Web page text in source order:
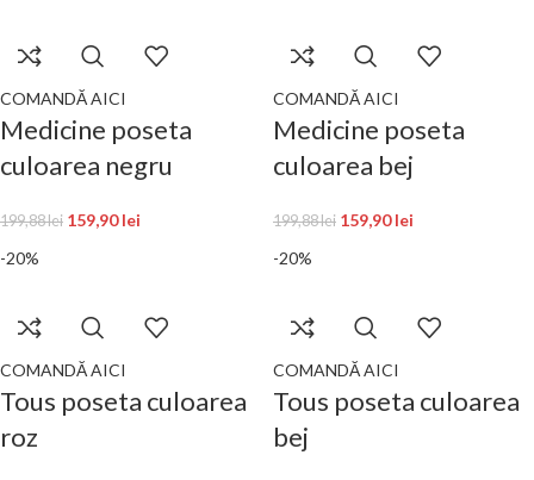
COMANDĂ AICI
Medicine poseta
culoarea negru
199,88lei 159,90lei
COMANDĂ AICI
Medicine poseta
culoarea bej
199,88lei 159,90lei
-20%
COMANDĂ AICI
Tous poseta culoarea
roz
-20%
COMANDĂ AICI
Tous poseta culoarea
bej